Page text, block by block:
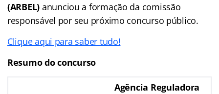
(ARBEL) anunciou a formação da comissão
responsável por seu próximo concurso público.
Clique aqui para saber tudo!
Resumo do concurso
Agência Reguladora